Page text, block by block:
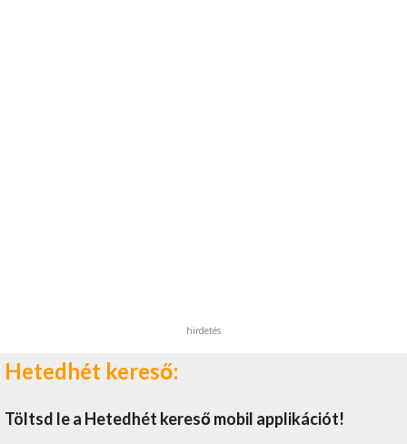
hirdetés
Hetedhét kereső:
Töltsd le a Hetedhét kereső mobil applikációt!